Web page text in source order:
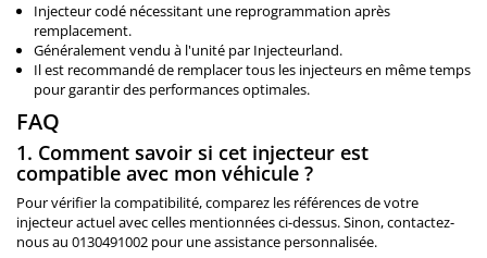
Injecteur codé nécessitant une reprogrammation après
remplacement.
Généralement vendu à l'unité par Injecteurland.
Il est recommandé de remplacer tous les injecteurs en même temps
pour garantir des performances optimales.
FAQ
1. Comment savoir si cet injecteur est
compatible avec mon véhicule ?
Pour vérifier la compatibilité, comparez les références de votre
injecteur actuel avec celles mentionnées ci-dessus. Sinon, contactez-
nous au 0130491002 pour une assistance personnalisée.